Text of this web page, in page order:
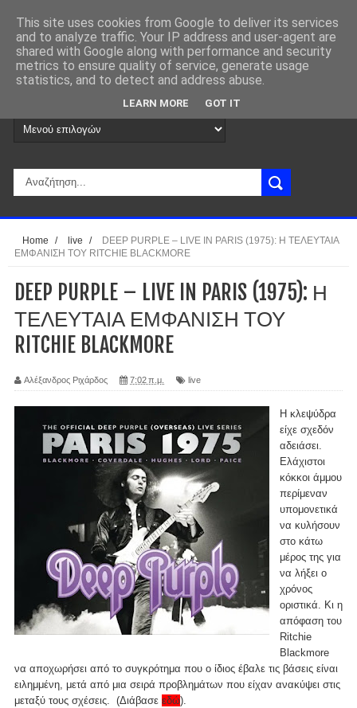
Home / live /
DEEP PURPLE – LIVE IN PARIS (1975): Η ΤΕΛΕΥΤΑΙΑ
ΕΜΦΑΝΙΣΗ ΤΟΥ RITCHIE BLACKMORE
DEEP PURPLE – LIVE IN PARIS (1975): Η
ΤΕΛΕΥΤΑΙΑ ΕΜΦΑΝΙΣΗ ΤΟΥ
RITCHIE BLACKMORE
Αλέξανδρος Ριχάρδος 7:02 π.μ. live
Η κλεψύδρα
είχε σχεδόν
αδειάσει.
Ελάχιστοι
κόκκοι άμμου
περίμεναν
υπομονετικά
να κυλήσουν
στο κάτω
μέρος της για
να λήξει ο
χρόνος
οριστικά. Κι η
απόφαση του
Ritchie
Blackmore
να αποχωρήσει από το συγκρότημα που ο ίδιος έβαλε τις βάσεις είναι
ειλημμένη, μετά από μια σειρά προβλημάτων που είχαν ανακύψει στις
μεταξύ τους σχέσεις. (Διάβασε εδώ).
This site uses cookies from Google to deliver its services
and to analyze traffic. Your IP address and user-agent are
shared with Google along with performance and security
metrics to ensure quality of service, generate usage
statistics, and to detect and address abuse.
LEARN MORE GOT IT